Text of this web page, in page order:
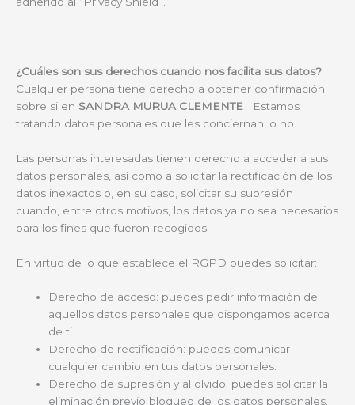
¿Cuáles son sus derechos cuando nos facilita sus datos?
Cualquier persona tiene derecho a obtener confirmación
sobre si en SANDRA MURUA CLEMENTE
Estamos
tratando datos personales que les conciernan, o no.
Las personas interesadas tienen derecho a acceder a sus
datos personales, así como a solicitar la rectificación de los
datos inexactos o, en su caso, solicitar su supresión
cuando, entre otros motivos, los datos ya no sea necesarios
para los fines que fueron recogidos.
En virtud de lo que establece el RGPD puedes solicitar:
Derecho de acceso: puedes pedir información de
aquellos datos personales que dispongamos acerca
de ti.
Derecho de rectificación: puedes comunicar
cualquier cambio en tus datos personales.
Derecho de supresión y al olvido: puedes solicitar la
eliminación previo bloqueo de los datos personales.